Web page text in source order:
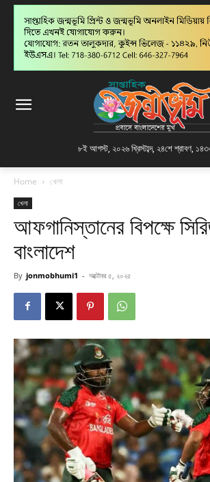
৮ই আগস্ট, ২০২৬ খ্রিস্টাব্দ, ২৪শে শ্রাবণ, ১৪৩৩
Home খেলা
খেলা
আফগানিস্তানের বিপক্ষে
বাংলাদেশ
By jonmobhumi1 - অক্টোবর ৫, ২০২৫